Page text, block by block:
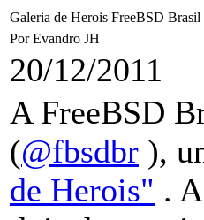
Galeria de Herois FreeBSD Brasil
Por Evandro JH
20/12/2011
A FreeBSD
(@fbsdbr ),
de Herois" .